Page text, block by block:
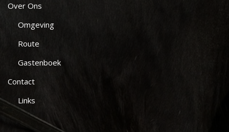
Over Ons
Omgeving
Route
Gastenboek
Contact
Links